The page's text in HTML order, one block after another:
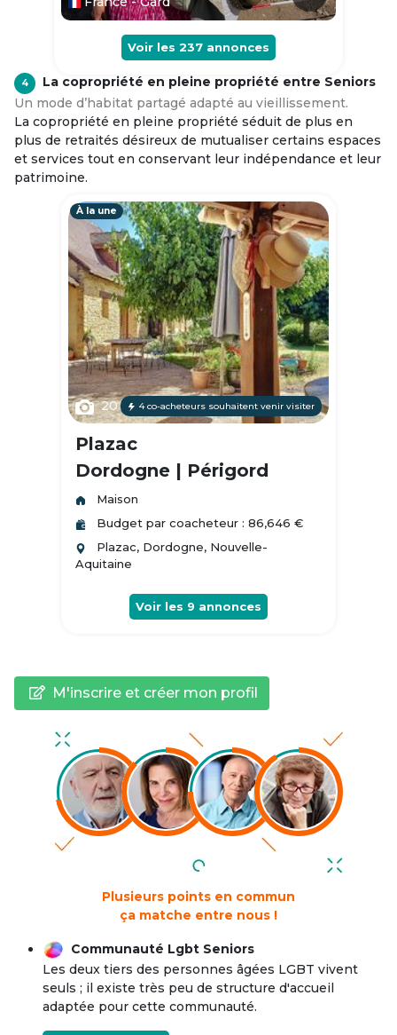
Voir les 237 annonces
4
La copropriété en pleine propriété entre Seniors
Un mode d’habitat partagé adapté au vieillissement.
La copropriété en pleine propriété séduit de plus en
plus de retraités désireux de mutualiser certains espaces
et services tout en conservant leur indépendance et leur
patrimoine.
À la une
20 4 co-acheteurs souhaitent venir visiter
Plazac
Dordogne | Périgord
Maison
Budget par coacheteur : 86,646 €
Plazac, Dordogne, Nouvelle-
Aquitaine
Voir les 9 annonces
M'inscrire et créer mon profil
Plusieurs points en commun
ça matche entre nous !
Communauté Lgbt Seniors
Les deux tiers des personnes âgées LGBT vivent
seuls ; il existe très peu de structure d'accueil
adaptée pour cette communauté.